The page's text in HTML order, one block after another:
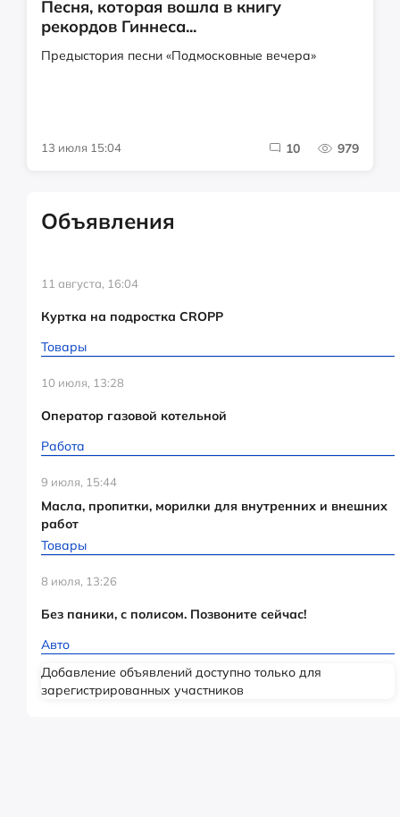
Песня, которая вошла в книгу
рекордов Гиннеса...
Предыстория песни «Подмосковные вечера»
13 июля 15:04 10 979
Объявления
11 августа, 16:04
Куртка на подростка CROPP
Товары
10 июля, 13:28
Оператор газовой котельной
Работа
9 июля, 15:44
Масла, пропитки, морилки для внутренних и внешних
работ
Товары
8 июля, 13:26
Без паники, с полисом. Позвоните сейчас!
Авто
Добавление объявлений доступно только для
зарегистрированных участников